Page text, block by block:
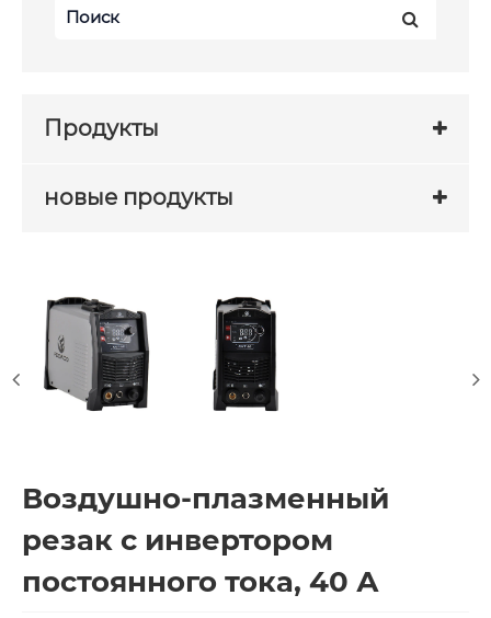
Продукты
новые продукты
Воздушно-плазменный
резак с инвертором
постоянного тока, 40 А